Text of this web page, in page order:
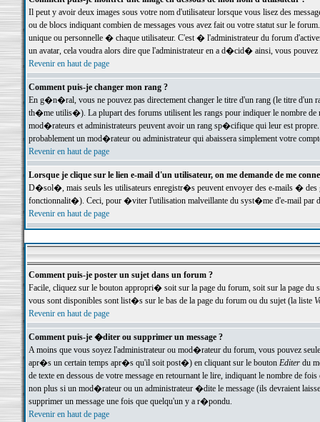
Il peut y avoir deux images sous votre nom d'utilisateur lorsque vous lisez des
ou de blocs indiquant combien de messages vous avez fait ou votre statut sur le
unique ou personnelle � chaque utilisateur. C'est � l'administrateur du forum
un avatar, cela voudra alors dire que l'administrateur en a d�cid� ainsi, vous
Revenir en haut de page
Comment puis-je changer mon rang ?
En g�n�ral, vous ne pouvez pas directement changer le titre d'un rang (le titre d'un
th�me utilis�). La plupart des forums utilisent les rangs pour indiquer le nombre de
mod�rateurs et administrateurs peuvent avoir un rang sp�cifique qui leur est
probablement un mod�rateur ou administrateur qui abaissera simplement votre
Revenir en haut de page
Lorsque je clique sur le lien e-mail d'un utilisateur, on me demande de me
D�sol�, mais seuls les utilisateurs enregistr�s peuvent envoyer des e-mails �
fonctionnalit�). Ceci, pour �viter l'utilisation malveillante du syst�me d'e-mail par
Revenir en haut de page
Comment puis-je poster un sujet dans un forum ?
Facile, cliquez sur le bouton appropri� soit sur la page du forum, soit sur la page du
vous sont disponibles sont list�s sur le bas de la page du forum ou du sujet (la liste
Revenir en haut de page
Comment puis-je �diter ou supprimer un message ?
A moins que vous soyez l'administrateur ou mod�rateur du forum, vous pouvez
apr�s un certain temps apr�s qu'il soit post�) en cliquant sur le bouton Editerdu
de texte en dessous de votre message en retournant le lire, indiquant le nombre
non plus si un mod�rateur ou un administrateur �dite le message (ils devraient
supprimer un message une fois que quelqu'un y a r�pondu.
Revenir en haut de page